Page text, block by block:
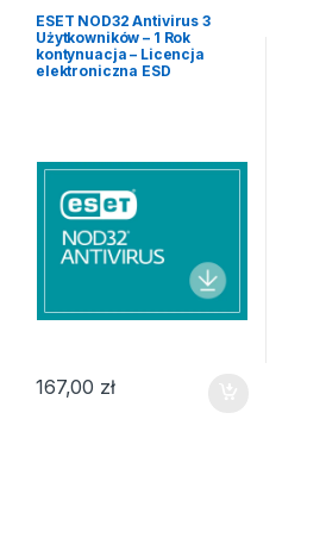
ESET NOD32 Antivirus 3
Użytkowników – 1 Rok
kontynuacja – Licencja
elektroniczna ESD
167,00 zł